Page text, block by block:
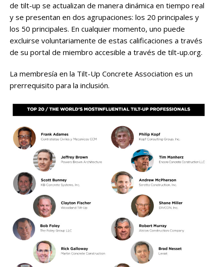
de tilt-up se actualizan de manera dinámica en tiempo real
y se presentan en dos agrupaciones: los 20 principales y
los 50 principales. En cualquier momento, uno puede
excluirse voluntariamente de estas calificaciones a través
de su portal de miembro accesible a través de tilt-up.org.
La membresía en la Tilt-Up Concrete Association es un
prerrequisito para la inclusión.